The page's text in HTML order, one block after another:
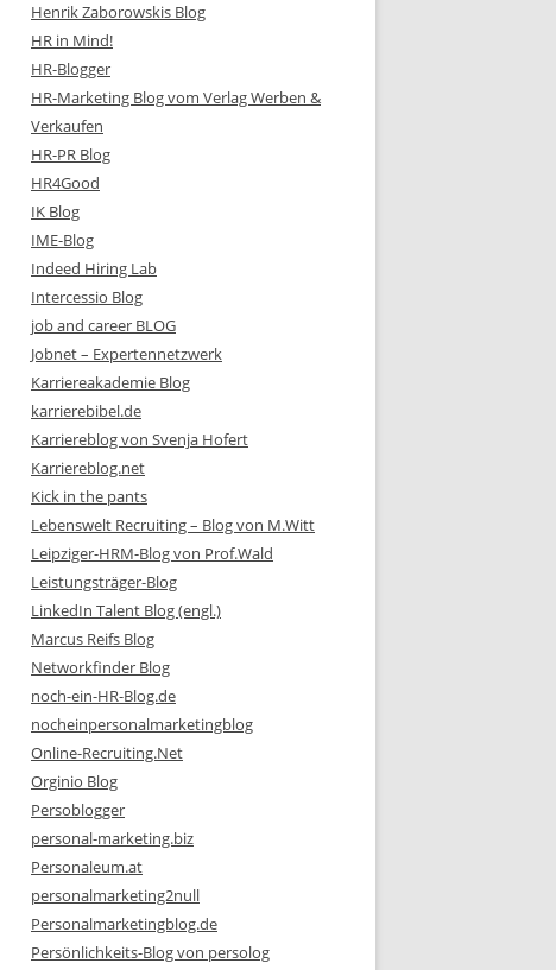
Henrik Zaborowskis Blog
HR in Mind!
HR-Blogger
HR-Marketing Blog vom Verlag Werben &
Verkaufen
HR-PR Blog
HR4Good
IK Blog
IME-Blog
Indeed Hiring Lab
Intercessio Blog
job and career BLOG
Jobnet – Expertennetzwerk
Karriereakademie Blog
karrierebibel.de
Karriereblog von Svenja Hofert
Karriereblog.net
Kick in the pants
Lebenswelt Recruiting – Blog von M.Witt
Leipziger-HRM-Blog von Prof.Wald
Leistungsträger-Blog
LinkedIn Talent Blog (engl.)
Marcus Reifs Blog
Networkfinder Blog
noch-ein-HR-Blog.de
nocheinpersonalmarketingblog
Online-Recruiting.Net
Orginio Blog
Persoblogger
personal-marketing.biz
Personaleum.at
personalmarketing2null
Personalmarketingblog.de
Persönlichkeits-Blog von persolog